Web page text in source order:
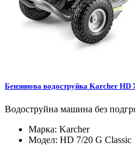
Бензинова водоструйка Karcher HD
Водоструйна машина без
Марка: Karcher
Модел: HD 7/20 G Classic